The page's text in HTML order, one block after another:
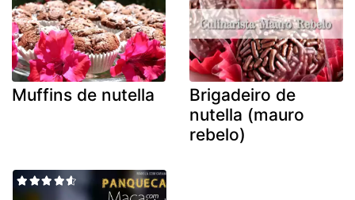
Muffins de nutella
Brigadeiro de
nutella (mauro
rebelo)